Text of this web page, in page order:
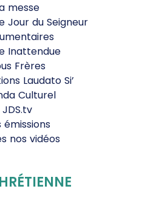
messe
Jour du Seigneur
Inattendue
Frères
Laudato Si’
Culturel
JDS.tv
émissions
nos vidéos